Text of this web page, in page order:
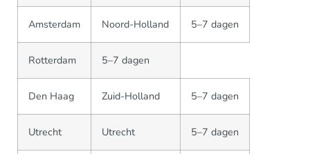
Amsterdam Noord-Holland 5–7 dagen
Rotterdam 5–7 dagen
Den Haag Zuid-Holland 5–7 dagen
Utrecht Utrecht 5–7 dagen